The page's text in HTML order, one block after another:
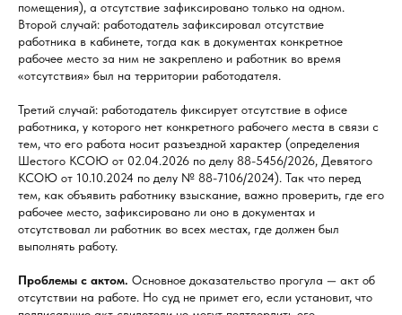
помещения), а отсутствие зафиксировано только на одном.
Второй случай: работодатель зафиксировал отсутствие
работника в кабинете, тогда как в документах конкретное
рабочее место за ним не закреплено и работник во время
«отсутствия» был на территории работодателя.
Третий случай: работодатель фиксирует отсутствие в офисе
работника, у которого нет конкретного рабочего места в связи с
тем, что его работа носит разъездной характер (определения
Шестого КСОЮ от 02.04.2026 по делу 88-5456/2026, Девятого
КСОЮ от 10.10.2024 по делу № 88-7106/2024). Так что перед
тем, как объявить работнику взыскание, важно проверить, где его
рабочее место, зафиксировано ли оно в документах и
отсутствовал ли работник во всех местах, где должен был
выполнять работу.
Проблемы с актом. Основное доказательство прогула — акт об
отсутствии на работе. Но суд не примет его, если установит, что